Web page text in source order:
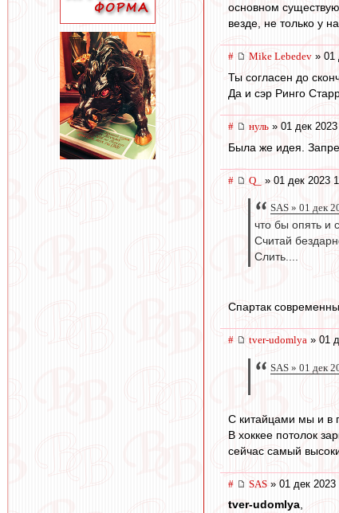
основном
везде, не только у
# Mike Lebedev » 01
Ты согласен до
Да и сэр Ринго
# нуль » 01 дек
Была же идея.
# Q_ » 01 дек 2023
SAS » 01 дек
что бы опять и
Считай
Слить....
Спартак
# tver-udomlya » 01
SAS » 01 дек
С китайцами мы и в
В хоккее потолок
сейчас самый
# SAS » 01 дек 2023
tver-udomlya